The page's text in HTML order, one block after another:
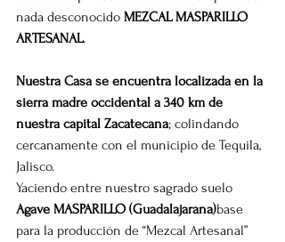
nada desconocido MEZCAL MASPARILLO
ARTESANAL.
Nuestra Casa se encuentra localizada en la
sierra madre occidental a 340 km de
nuestra capital Zacatecana; colindando
cercanamente con el municipio de Tequila,
Jalisco.
Yaciendo entre nuestro sagrado suelo
Agave MASPARILLO (Guadalajarana)base
para la producción de “Mezcal Artesanal”